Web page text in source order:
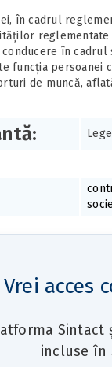
în cadrul
reglementate
în
funcția
de muncă,
Vrei acces
Sintact
incluse în